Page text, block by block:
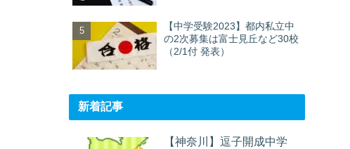
【中学受験2023】都内私立中
の2次募集は富士見丘など30校
（2/1付 発表）
新着記事
【神奈川】逗子開成中学